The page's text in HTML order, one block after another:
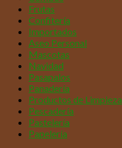
Frutas
Confitería
Importados
Aseo Personal
Mascotas
Navidad
Pasapalos
Panadería
Productos de Limpieza
Pescadería
Pastelería
Papelería